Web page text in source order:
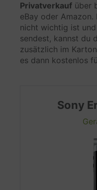
Privatverkauf über
eBay oder
nicht wichtig ist
sendest, kannst du
zusätzlich im
es dann kostenlos
Sony
Erhobene
Diese Liste enthält
von oder durch die
gesammelt werden.
IP-Adresse
Datenattribute
Standort, Referrer,